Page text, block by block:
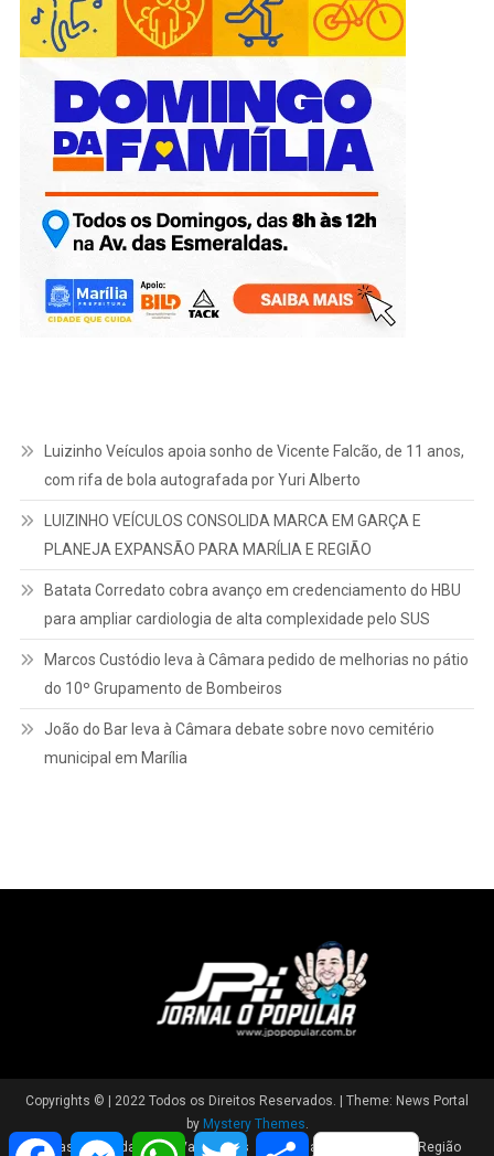
Luizinho Veículos apoia sonho de Vicente Falcão, de 11 anos,
com rifa de bola autografada por Yuri Alberto
LUIZINHO VEÍCULOS CONSOLIDA MARCA EM GARÇA E
PLANEJA EXPANSÃO PARA MARÍLIA E REGIÃO
Batata Corredato cobra avanço em credenciamento do HBU
para ampliar cardiologia de alta complexidade pelo SUS
Marcos Custódio leva à Câmara pedido de melhorias no pátio
do 10º Grupamento de Bombeiros
João do Bar leva à Câmara debate sobre novo cemitério
municipal em Marília
Copyrights © | 2022 Todos os Direitos Reservados. | Theme: News Portal
by Mystery Themes.
Brasil
Cidade Variedades Polícia Região
FacebookMessengerWhatsAppTwitter Share